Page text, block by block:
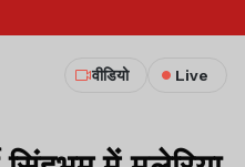
वीडियो Live